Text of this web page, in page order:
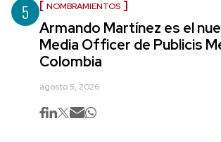
5 NOMBRAMIENTOS
Armando Martínez es el
Media Officer de Publicis
Colombia
agosto 5, 2026